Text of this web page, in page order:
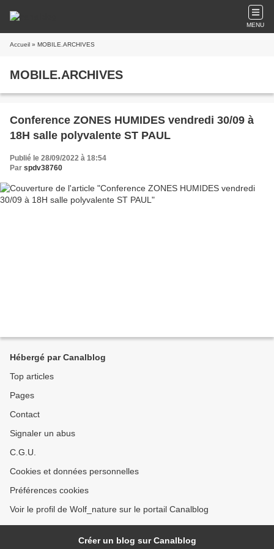
MENU
Accueil » MOBILE.ARCHIVES
MOBILE.ARCHIVES
Conference ZONES HUMIDES vendredi 30/09 à
18H salle polyvalente ST PAUL
Publié le 28/09/2022 à 18:54
Par spdv38760
Hébergé par Canalblog
Top articles
Pages
Contact
Signaler un abus
C.G.U.
Cookies et données personnelles
Préférences cookies
Voir le profil de Wolf_nature sur le portail Canalblog
Créer un blog sur Canalblog